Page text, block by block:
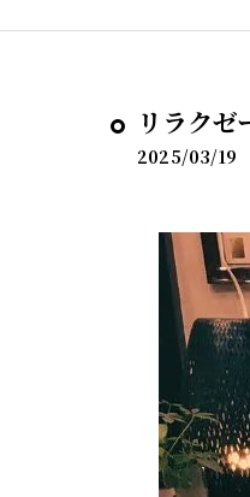
リラクゼ
2025/03/19